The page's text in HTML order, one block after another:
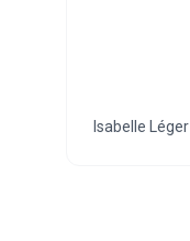
Isabelle Léger